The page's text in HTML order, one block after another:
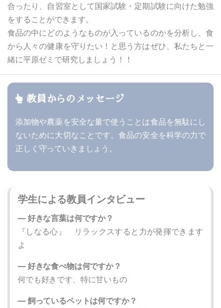
合ったり、自習室として国家試験・定期試験に向けた勉強
をすることができます。
食品の中にどのようなものが入っているのかを分析し、食
から人々の健康を守りたい！と思う方はぜひ、私たちと一
緒に平原ゼミで研究しましょう！！
教員からのメッセージ
添加物や農薬を安全な量で使うことは食品を無駄にし
ないために大切なことです。食品の安全を科学の力で
正しく守っていきましょう。
学生による教員インタビュー
― 好きな言葉は何ですか？
『しなる心』 リラックスすると力が発揮できます
よ
― 好きな食べ物は何ですか？
何でも好きです、特に甘いもの
― 飼っているペットは何ですか？